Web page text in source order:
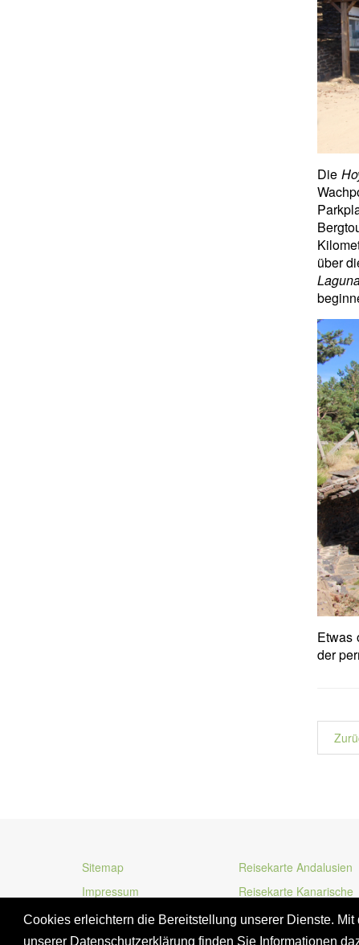
Cookies erleichtern die Bereitstellung unserer Dienste.
unserer Datenschutzerklärung finden Sie Informationen
Die
über
Etwas
der
Sitemap
Impressum
Reisekarte Andalusien
Reisekarte Kanarische